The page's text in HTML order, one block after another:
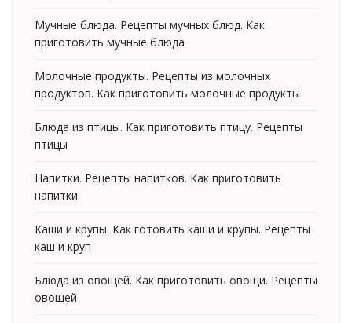
Мучные блюда. Рецепты мучных блюд. Как
приготовить мучные блюда
Молочные продукты. Рецепты из молочных
продуктов. Как приготовить молочные продукты
Блюда из птицы. Как приготовить птицу. Рецепты
птицы
Напитки. Рецепты напитков. Как приготовить
напитки
Каши и крупы. Как готовить каши и крупы. Рецепты
каш и круп
Блюда из овощей. Как приготовить овощи. Рецепты
овощей